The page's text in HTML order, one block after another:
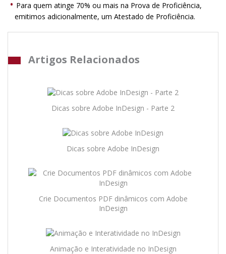
Para quem atinge 70% ou mais na Prova de Proficiência,
emitimos adicionalmente, um Atestado de Proficiência.
Artigos Relacionados
Dicas sobre Adobe InDesign - Parte 2
Dicas sobre Adobe InDesign
Crie Documentos PDF dinâmicos com Adobe
InDesign
Animação e Interatividade no InDesign